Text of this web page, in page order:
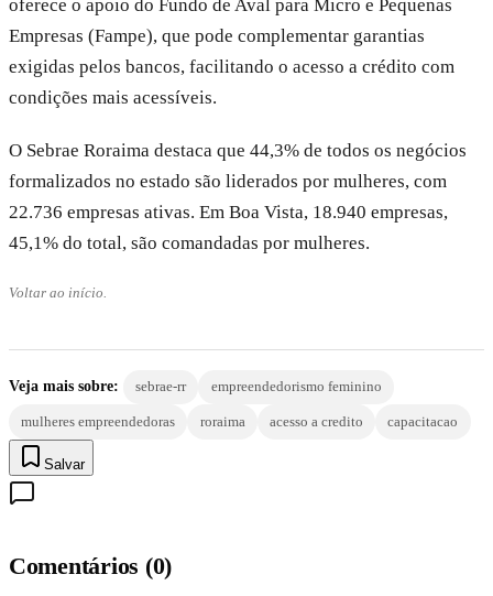
oferece o apoio do Fundo de Aval para Micro e Pequenas
Empresas (Fampe), que pode complementar garantias
exigidas pelos bancos, facilitando o acesso a crédito com
condições mais acessíveis.
O Sebrae Roraima destaca que 44,3% de todos os negócios
formalizados no estado são liderados por mulheres, com
22.736 empresas ativas. Em Boa Vista, 18.940 empresas,
45,1% do total, são comandadas por mulheres.
Voltar ao início.
Veja mais sobre: sebrae-rr empreendedorismo feminino
mulheres empreendedoras roraima acesso a credito capacitacao
Salvar
Comentários (0)